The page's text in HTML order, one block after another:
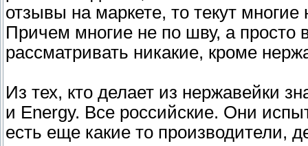
отзывы на маркете, то текут
Причем многие не по шву, а просто
рассматривать никакие, кроме
Из тех, кто делает из нержавейки
и Energy. Все российские. Они
есть еще какие то